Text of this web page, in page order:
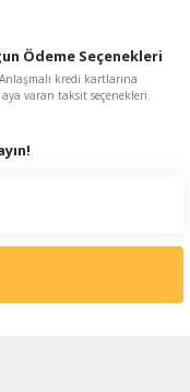
Ödeme Seçenekleri
Anlaşmalı kredi kartlarına
aya varan taksit seçenekleri.